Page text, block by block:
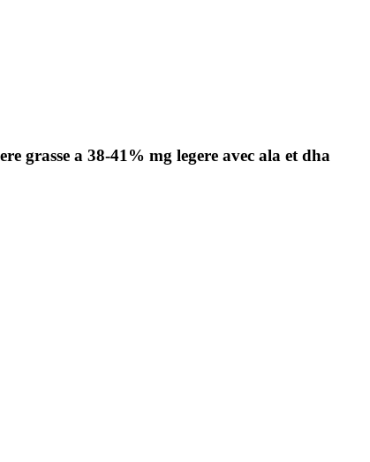
grasse a 38-41% mg legere avec ala et dha